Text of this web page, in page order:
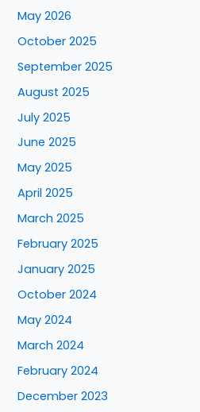
May 2026
October 2025
September 2025
August 2025
July 2025
June 2025
May 2025
April 2025
March 2025
February 2025
January 2025
October 2024
May 2024
March 2024
February 2024
December 2023